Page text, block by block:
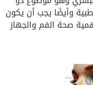
وأيضًا يجب أن يكون
صحة الفم والجهاز